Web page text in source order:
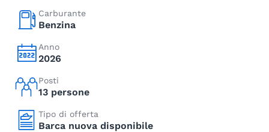
Carburante
Benzina
Anno
2026
Posti
13 persone
Tipo di offerta
Barca nuova disponibile